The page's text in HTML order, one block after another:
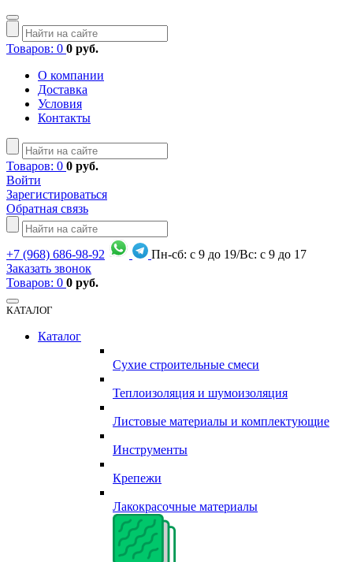
Товаров: 0 0 руб.
О компании
Доставка
Условия
Контакты
Товаров: 0 0 руб.
Войти
Зарегистироваться
Обратная связь
+7 (968) 686-98-92
Пн-сб: с 9 до 19/Вс: с 9 до 17
Заказать звонок
Товаров: 0 0 руб.
КАТАЛОГ
Каталог
Сухие строительные смеси
Теплоизоляция и шумоизоляция
Листовые материалы и комплектующие
Инструменты
Крепежи
Лакокрасочные материалы